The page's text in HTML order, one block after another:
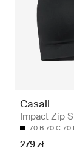
Casall
Impact Zip
70 B 70 C 70
279 zł